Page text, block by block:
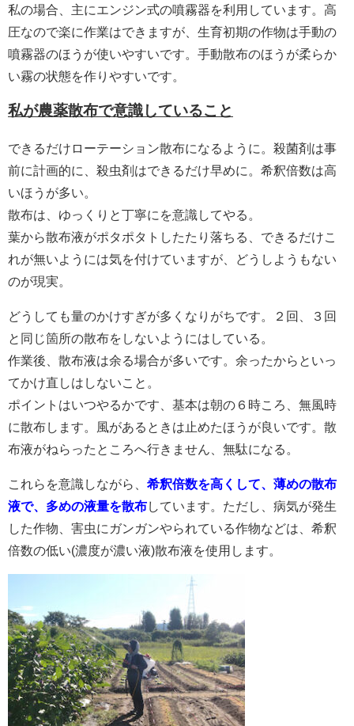
私の場合、主にエンジン式の噴霧器を利用しています。高
圧なので楽に作業はできますが、生育初期の作物は手動の
噴霧器のほうが使いやすいです。手動散布のほうが柔らか
い霧の状態を作りやすいです。
私が農薬散布で意識していること
できるだけローテーション散布になるように。殺菌剤は事
前に計画的に、殺虫剤はできるだけ早めに。希釈倍数は高
いほうが多い。
散布は、ゆっくりと丁寧にを意識してやる。
葉から散布液がポタポタトしたたり落ちる、できるだけこ
れが無いようには気を付けていますが、どうしようもない
のが現実。
どうしても量のかけすぎが多くなりがちです。２回、３回
と同じ箇所の散布をしないようにはしている。
作業後、散布液は余る場合が多いです。余ったからといっ
てかけ直しはしないこと。
ポイントはいつやるかです、基本は朝の６時ころ、無風時
に散布します。風があるときは止めたほうが良いです。散
布液がねらったところへ行きません、無駄になる。
これらを意識しながら、 希釈倍数を高くして、薄めの散布
液で、多めの液量を散布しています。ただし、病気が発生
した作物、害虫にガンガンやられている作物などは、希釈
倍数の低い(濃度が濃い液)散布液を使用します。